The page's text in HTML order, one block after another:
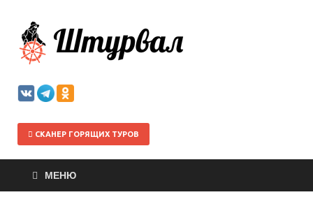
СКАНЕР ГОРЯЩИХ ТУРОВ
МЕНЮ